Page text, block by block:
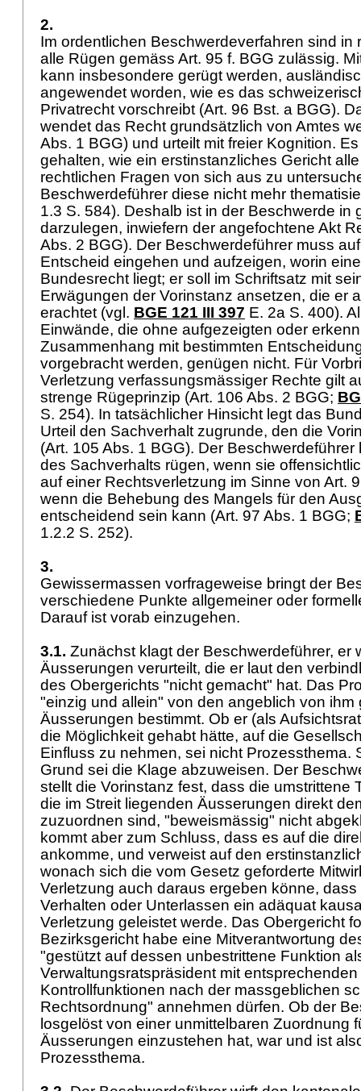
2.
Im ordentlichen Beschwerdeverfahren sind in
alle Rügen gemäss Art. 95 f. BGG zulässig.
kann insbesondere gerügt werden,
angewendet worden, wie es das
Privatrecht vorschreibt (Art. 96 Bst. a BGG).
wendet das Recht grundsätzlich von Amtes
Abs. 1 BGG) und urteilt mit freier Kognition.
gehalten, wie ein erstinstanzliches Gericht
rechtlichen Fragen von sich aus zu
Beschwerdeführer diese nicht mehr
1.3 S. 584). Deshalb ist in der Beschwerde in
darzulegen, inwiefern der angefochtene Akt
Abs. 2 BGG). Der Beschwerdeführer muss
Entscheid eingehen und aufzeigen, worin
Bundesrecht liegt; er soll im Schriftsatz mit
Erwägungen der Vorinstanz ansetzen, die er
erachtet (vgl. BGE 121 III 397 E. 2a S. 400).
Einwände, die ohne aufgezeigten oder
Zusammenhang mit bestimmten
vorgebracht werden, genügen nicht. Für
Verletzung verfassungsmässiger Rechte gilt
strenge Rügeprinzip (Art. 106 Abs. 2 BGG;
S. 254). In tatsächlicher Hinsicht legt das
Urteil den Sachverhalt zugrunde, den die
(Art. 105 Abs. 1 BGG). Der
des Sachverhalts rügen, wenn sie
auf einer Rechtsverletzung im Sinne von Art.
wenn die Behebung des Mangels für den
entscheidend sein kann (Art. 97 Abs. 1 BGG;
1.2.2 S. 252).
3.
Gewissermassen vorfrageweise bringt der
verschiedene Punkte allgemeiner oder
Darauf ist vorab einzugehen.
3.1. Zunächst klagt der Beschwerdeführer, er
Äusserungen verurteilt, die er laut den
des Obergerichts "nicht gemacht" hat. Das
"einzig und allein" von den angeblich von ihm
Äusserungen bestimmt. Ob er (als
die Möglichkeit gehabt hätte, auf die
Einfluss zu nehmen, sei nicht Prozessthema.
Grund sei die Klage abzuweisen. Der
stellt die Vorinstanz fest, dass die umstrittene
die im Streit liegenden Äusserungen direkt
zuzuordnen sind, "beweismässig" nicht
kommt aber zum Schluss, dass es auf die
ankomme, und verweist auf den
wonach sich die vom Gesetz geforderte
Verletzung auch daraus ergeben könne,
Verhalten oder Unterlassen ein adäquat
Verletzung geleistet werde. Das Obergericht
Bezirksgericht habe eine Mitverantwortung
"gestützt auf dessen unbestrittene Funktion
Verwaltungsratspräsident mit
Kontrollfunktionen nach der massgeblichen
Rechtsordnung" annehmen dürfen. Ob der
losgelöst von einer unmittelbaren Zuordnung
Äusserungen einzustehen hat, war und ist
Prozessthema.